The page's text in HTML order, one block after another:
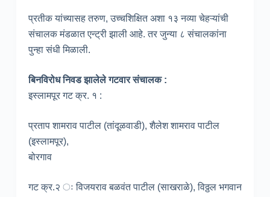
प्रतीक यांच्यासह तरुण, उच्चशिक्षित अशा १३ नव्या चेहऱ्यांची
संचालक मंडळात एन्ट्री झाली आहे. तर जुन्या ८ संचालकांना
पुन्हा संधी मिळाली.
बिनविरोध निवड झालेले गटवार संचालक :
इस्लामपूर गट क्र. १ :
प्रताप शामराव पाटील (तांदूळवाडी), शैलेश शामराव पाटील
(इस्लामपूर),
बोरगाव
गट क्र.२ ः विजयराव बळवंत पाटील (साखराळे), विठ्ठल भगवान